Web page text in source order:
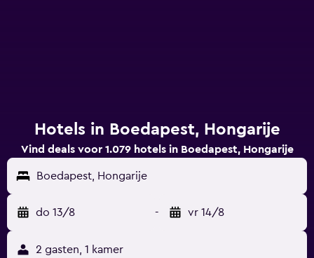
Hotels in Boedapest, Hongarije
Vind deals voor 1.079 hotels in Boedapest, Hongarije
Boedapest, Hongarije
do 13/8 - vr 14/8
2 gasten, 1 kamer